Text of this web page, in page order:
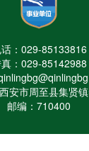
：029-85133816
：029-85142988
安市周至县集贤
邮编：710400